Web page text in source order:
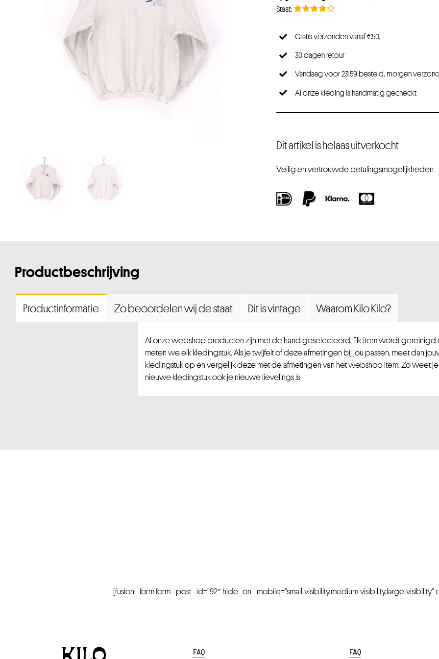
Gratis verzenden vanaf €50,-
30 dagen retour
Vandaag voor 23:59 besteld, morgen
Al onze kleding is handmatig gecheckt
Dit artikel is helaas uitverkocht
Veilig en vertrouwde betalingsmogelijkheden
Productbeschrijving
Productinformatie Zo beoordelen wij de staat Dit is vintage Waarom Kilo Kilo?
Al onze webshop producten zijn met de hand geselecteerd. Elk item wordt gereinigd
meten we elk kledingstuk. Als je twijfelt of deze afmetingen bij jou passen, meet dan
kledingstuk op en vergelijk deze met de afmetingen van het webshop item. Zo weet
nieuwe kledingstuk ook je nieuwe lievelings is
[fusion_form form_post_id=”92″ hide_on_mobile=”small-visibility,medium-visibility,large-visibility”
FAQ FAQ